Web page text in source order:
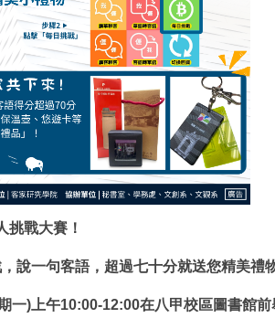
挑戰大賽！
說一句客語，超過七十分就送您精美禮
一)上午10:00-12:00在八甲校區圖書館前